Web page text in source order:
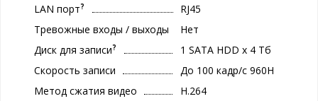
LAN порт?
RJ45
Тревожные входы / выходы
Нет
Диск для записи?
1 SATA HDD x 4 Тб
Скорость записи
До 100 кадр/с 960H
Метод сжатия видео
H.264